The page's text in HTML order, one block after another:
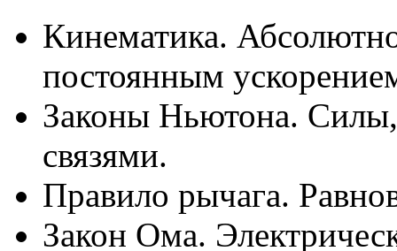
Кинематика.
постоянным
Законы Ньютона.
связями.
Правило рычага.
Закон Ома.